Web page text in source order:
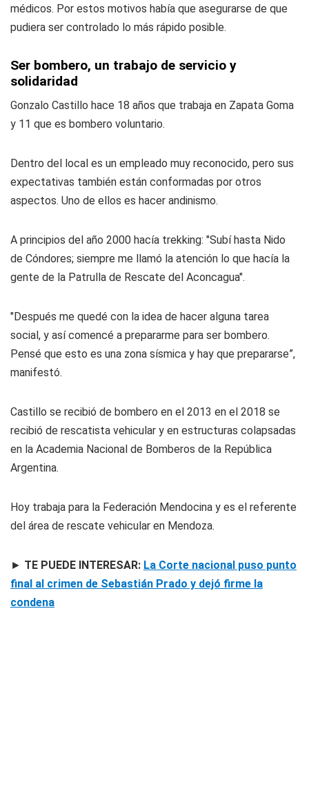
médicos. Por estos motivos había que asegurarse de que
pudiera ser controlado lo más rápido posible.
Ser bombero, un trabajo de servicio y
solidaridad
Gonzalo Castillo hace 18 años que trabaja en Zapata Goma
y 11 que es bombero voluntario.
Dentro del local es un empleado muy reconocido, pero sus
expectativas también están conformadas por otros
aspectos. Uno de ellos es hacer andinismo.
A principios del año 2000 hacía trekking: "Subí hasta Nido
de Cóndores; siempre me llamó la atención lo que hacía la
gente de la Patrulla de Rescate del Aconcagua".
"Después me quedé con la idea de hacer alguna tarea
social, y así comencé a prepararme para ser bombero.
Pensé que esto es una zona sísmica y hay que prepararse”,
manifestó.
Castillo se recibió de bombero en el 2013 en el 2018 se
recibió de rescatista vehicular y en estructuras colapsadas
en la Academia Nacional de Bomberos de la República
Argentina.
Hoy trabaja para la Federación Mendocina y es el referente
del área de rescate vehicular en Mendoza.
► TE PUEDE INTERESAR: La Corte nacional puso punto
final al crimen de Sebastián Prado y dejó firme la
condena